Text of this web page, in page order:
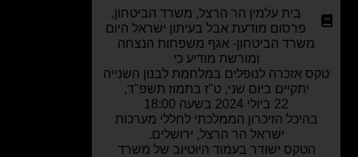
בית עלמין הר הרצל,משרד הביטחון,
פרסום מודעת אבל בעיתון ישראל היום
משרד הביטחון- אגף משפחות הנצחה
ומורשת מודיע כי
אזכרה לנופלים במלחמת לבנון השנייה
יתקיים ביום שני, ט"ז בתמוז תשפ"ד,
הזיכרון הממלכתי לחללי מערכות
ישראל הר הרצל, ירושלים.
הטקס ישודר בעמוד היוטיוב של משרד